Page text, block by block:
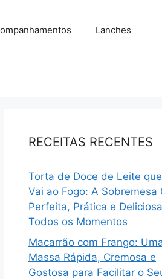
Lanches
RECEITAS RECENTES
Torta de Doce de Leite
Vai ao Fogo: A Sobremesa
Perfeita, Prática e
Todos os Momentos
Macarrão com Frango:
Massa Rápida, Cremosa e
Gostosa para Facilitar o